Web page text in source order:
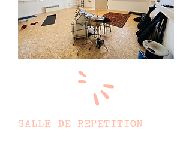
SALLE DE REPETITION